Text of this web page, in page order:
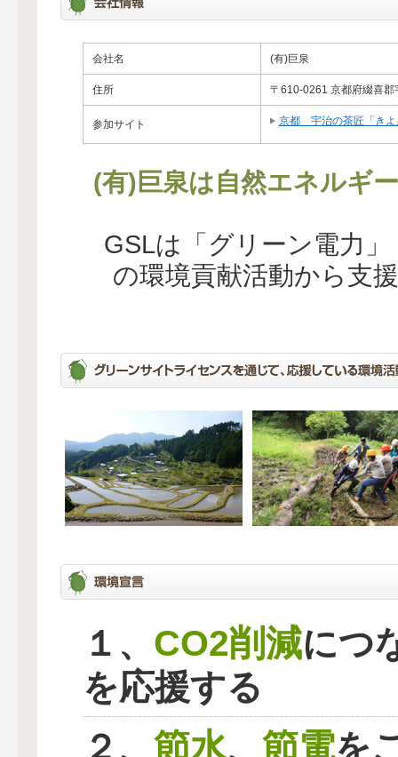
会社名 (有)巨泉
住所 〒610-0261 京都府綴喜郡
参加サイト 京都 宇治の茶匠「きよ
(有)巨泉は自然エネルギ
GSLは「グリーン電力
の環境貢献活動から支
１、 CO2削減につ
を応援する
２、 節水、 節電を